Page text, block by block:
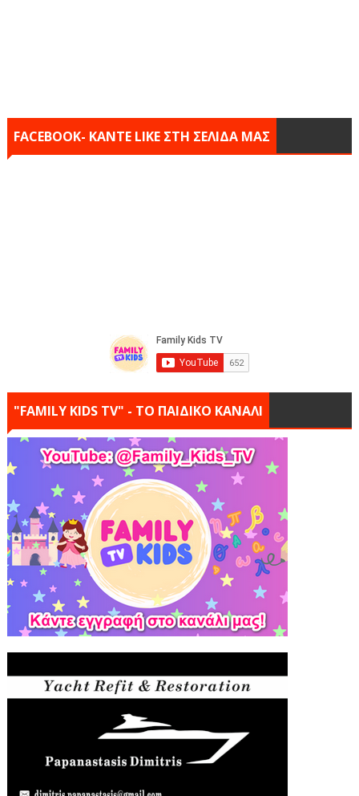
FACEBOOK- KANTE LIKE ΣΤΗ ΣΕΛΙΔΑ ΜΑΣ
"FAMILY KIDS TV" - ΤΟ ΠΑΙΔΙΚΟ ΚΑΝΑΛΙ